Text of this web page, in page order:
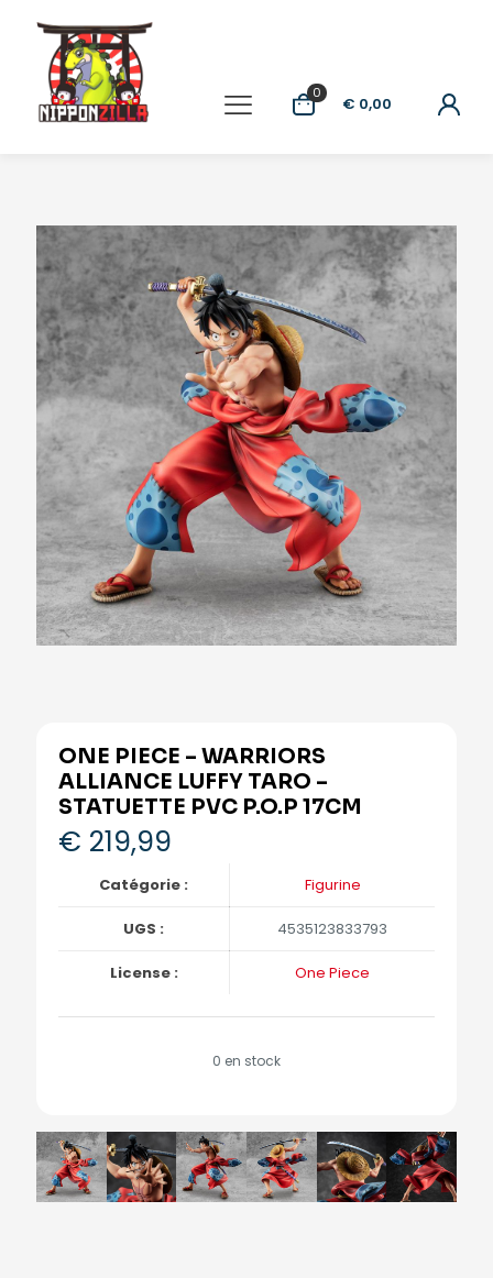
0
€ 0,00
ONE PIECE – WARRIORS
ALLIANCE LUFFY TARO –
STATUETTE PVC P.O.P 17CM
€ 219,99
Catégorie : Figurine
UGS : 4535123833793
License : One Piece
0 en stock